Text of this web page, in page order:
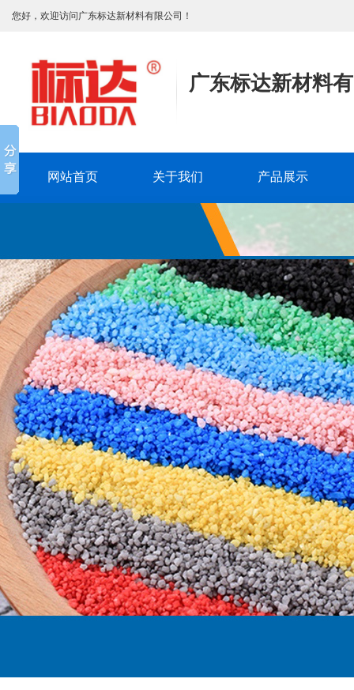
您好，欢迎访问广东标达新材料有限公司！
广东标达新材料
网站首页 关于我们 产品展示